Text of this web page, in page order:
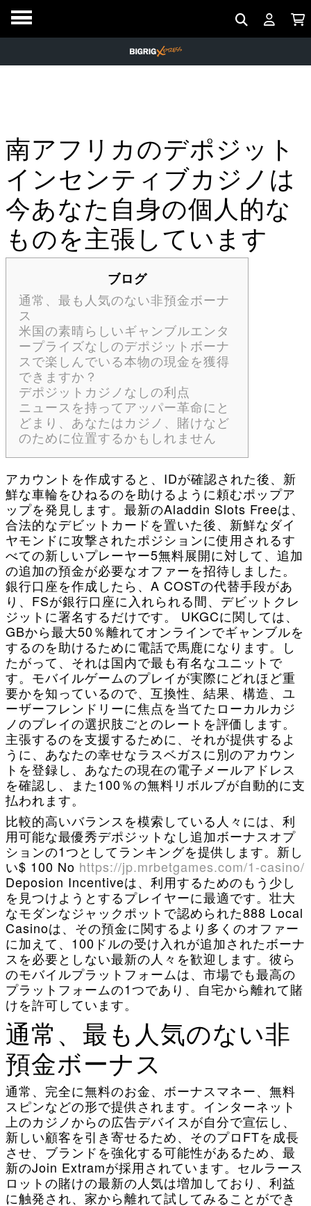
南アフリカのデポジット
インセンティブカジノは
今あなた自身の個人的な
ものを主張しています
ブログ
通常、最も人気のない非預金ボーナ
ス
米国の素晴らしいギャンブルエンタ
ープライズなしのデポジットボーナ
スで楽しんでいる本物の現金を獲得
できますか？
デポジットカジノなしの利点
ニュースを持ってアッパー革命にと
どまり、あなたはカジノ、賭けなど
のために位置するかもしれません
アカウントを作成すると、IDが確認された後、新
鮮な車輪をひねるのを助けるように頼むポップア
ップを発見します。最新のAladdin Slots Freeは、
合法的なデビットカードを置いた後、新鮮なダイ
ヤモンドに攻撃されたポジションに使用されるす
べての新しいプレーヤー5無料展開に対して、追加
の追加の預金が必要なオファーを招待しました。
銀行口座を作成したら、A COSTの代替手段があ
り、FSが銀行口座に入れられる間、デビットクレ
ジットに署名するだけです。 UKGCに関しては、
GBから最大50％離れてオンラインでギャンブルを
するのを助けるために電話で馬鹿になります。し
たがって、それは国内で最も有名なユニットで
す。モバイルゲームのプレイが実際にどれほど重
要かを知っているので、互換性、結果、構造、ユ
ーザーフレンドリーに焦点を当てたローカルカジ
ノのプレイの選択肢ごとのレートを評価します。
主張するのを支援するために、それが提供するよ
うに、あなたの幸せなラスベガスに別のアカウン
トを登録し、あなたの現在の電子メールアドレス
を確認し、また100％の無料リボルブが自動的に支
払われます。
比較的高いバランスを模索している人々には、利
用可能な最優秀デポジットなし追加ボーナスオプ
ションの1つとしてランキングを提供します。新し
い$ 100 No https://jp.mrbetgames.com/1-casino/
Deposion Incentiveは、利用するためのもう少し
を見つけようとするプレイヤーに最適です。壮大
なモダンなジャックポットで認められた888 Local
Casinoは、その預金に関するより多くのオファー
に加えて、100ドルの受け入れが追加されたボーナ
スを必要としない最新の人々を歓迎します。彼ら
のモバイルプラットフォームは、市場でも最高の
プラットフォームの1つであり、自宅から離れて賭
けを許可しています。
通常、最も人気のない非
預金ボーナス
通常、完全に無料のお金、ボーナスマネー、無料
スピンなどの形で提供されます。インターネット
上のカジノからの広告デバイスが自分で宣伝し、
新しい顧客を引き寄せるため、そのプロFTを成長
させ、ブランドを強化する可能性があるため、最
新のJoin Extramが採用されています。セルラース
ロットの賭けの最新の人気は増加しており、利益
に触発され、家から離れて試してみることができ